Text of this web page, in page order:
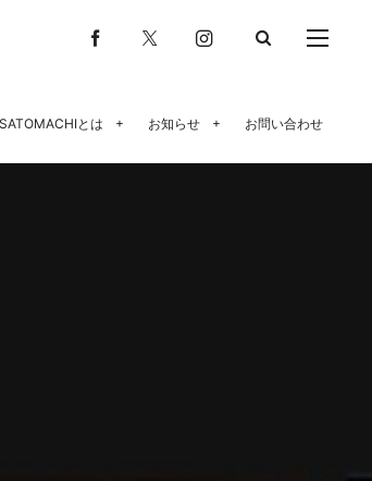
SATOMACHIとは お知らせ お問い合わせ